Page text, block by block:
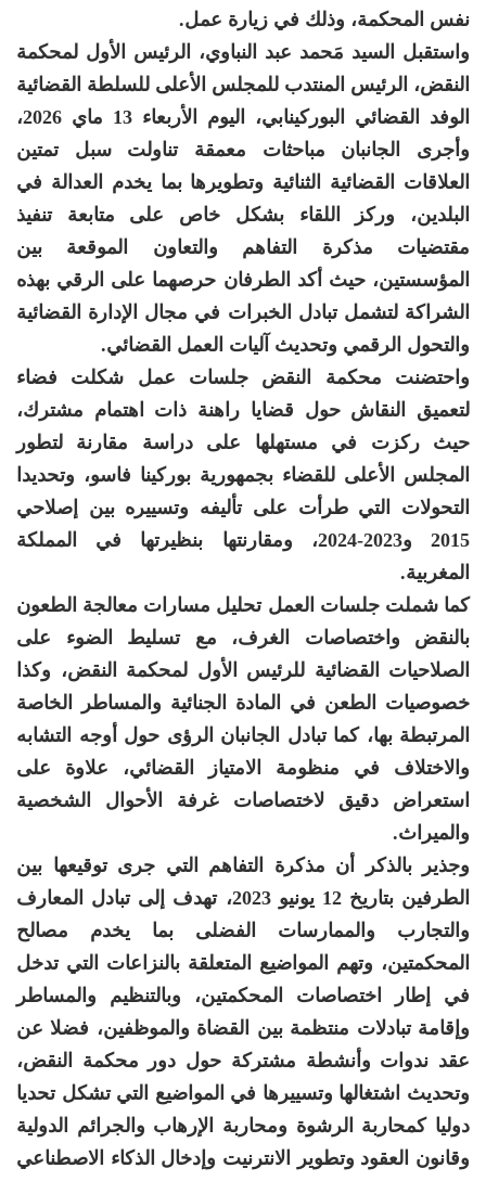
نفس المحكمة، وذلك في زيارة عمل.
واستقبل السيد مَحمد عبد النباوي، الرئيس الأول لمحكمة
النقض، الرئيس المنتدب للمجلس الأعلى للسلطة القضائية
الوفد القضائي البوركينابي، اليوم الأربعاء 13 ماي 2026،
وأجرى الجانبان مباحثات معمقة تناولت سبل تمتين
العلاقات القضائية الثنائية وتطويرها بما يخدم العدالة في
البلدين، وركز اللقاء بشكل خاص على متابعة تنفيذ
مقتضيات مذكرة التفاهم والتعاون الموقعة بين
المؤسستين، حيث أكد الطرفان حرصهما على الرقي بهذه
الشراكة لتشمل تبادل الخبرات في مجال الإدارة القضائية
والتحول الرقمي وتحديث آليات العمل القضائي.
واحتضنت محكمة النقض جلسات عمل شكلت فضاء
لتعميق النقاش حول قضايا راهنة ذات اهتمام مشترك،
حيث ركزت في مستهلها على دراسة مقارنة لتطور
المجلس الأعلى للقضاء بجمهورية بوركينا فاسو، وتحديدا
التحولات التي طرأت على تأليفه وتسييره بين إصلاحي
2015 و2023-2024، ومقارنتها بنظيرتها في المملكة
المغربية.
كما شملت جلسات العمل تحليل مسارات معالجة الطعون
بالنقض واختصاصات الغرف، مع تسليط الضوء على
الصلاحيات القضائية للرئيس الأول لمحكمة النقض، وكذا
خصوصيات الطعن في المادة الجنائية والمساطر الخاصة
المرتبطة بها، كما تبادل الجانبان الرؤى حول أوجه التشابه
والاختلاف في منظومة الامتياز القضائي، علاوة على
استعراض دقيق لاختصاصات غرفة الأحوال الشخصية
والميراث.
وجذير بالذكر أن مذكرة التفاهم التي جرى توقيعها بين
الطرفين بتاريخ 12 يونيو 2023، تهدف إلى تبادل المعارف
والتجارب والممارسات الفضلى بما يخدم مصالح
المحكمتين، وتهم المواضيع المتعلقة بالنزاعات التي تدخل
في إطار اختصاصات المحكمتين، وبالتنظيم والمساطر
وإقامة تبادلات منتظمة بين القضاة والموظفين، فضلا عن
عقد ندوات وأنشطة مشتركة حول دور محكمة النقض،
وتحديث اشتغالها وتسييرها في المواضيع التي تشكل تحديا
دوليا كمحاربة الرشوة ومحاربة الإرهاب والجرائم الدولية
وقانون العقود وتطوير الانترنيت وإدخال الذكاء الاصطناعي